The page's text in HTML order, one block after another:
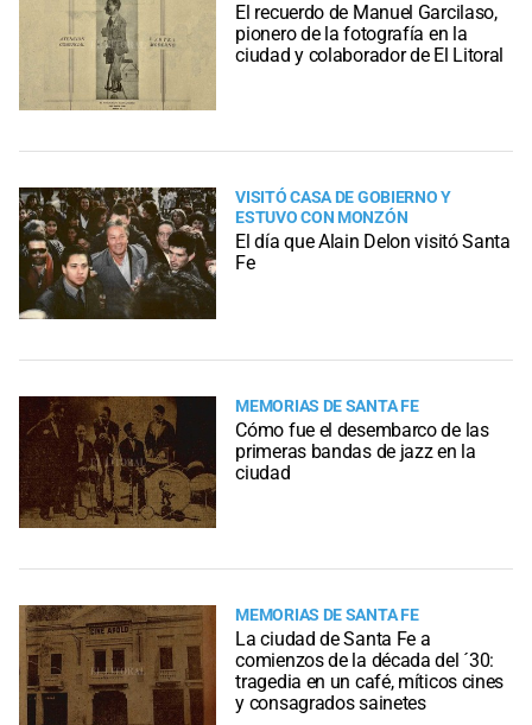
El recuerdo de Manuel Garcilaso,
pionero de la fotografía en la
ciudad y colaborador de El Litoral
VISITÓ CASA DE GOBIERNO Y
ESTUVO CON MONZÓN
El día que Alain Delon visitó Santa
Fe
MEMORIAS DE SANTA FE
Cómo fue el desembarco de las
primeras bandas de jazz en la
ciudad
MEMORIAS DE SANTA FE
La ciudad de Santa Fe a
comienzos de la década del ´30:
tragedia en un café, míticos cines
y consagrados sainetes